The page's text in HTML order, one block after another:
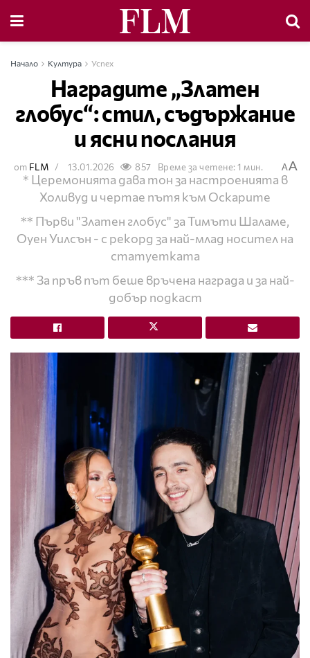
Начало Култура Успех
Наградите „Златен
глобус“: стил, съдържание
и ясни послания
от FLM 13.01.2026 857 Време за четене: 1 мин. AA
* Церемонията дава тон за настроенията в
Холивуд и чертае пътя към Оскарите
** Първи "Златен глобус" за Тимъти Шаламе,
Оуен Уилсън - с рекорд за най-млад носител на
статуетката
*** За пръв път беше връчена награда и за най-
добър подкаст